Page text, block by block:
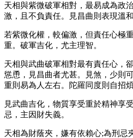
天相與紫微破軍相對，最易成為政
激，且不負責任。見昌曲則表現溫
若紫微化權，較偏激，但責任心極
重。破軍吉化，尤主理智。
天相與武曲破軍相對最有責任心，
慫恿，見昌曲者尤甚。見煞，少則
重則易為人左右。陀羅同度則自招煩
見武曲吉化，物質享受重於精神享
忌，主因財失義。
天相為財蔭夾，嫌有依賴心;為刑忌